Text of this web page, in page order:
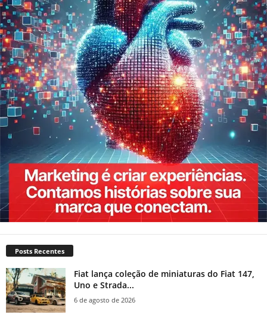
Posts Recentes
Fiat lança coleção de miniaturas do Fiat 147,
Uno e Strada...
6 de agosto de 2026